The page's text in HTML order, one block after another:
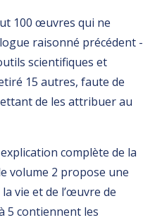
100 œuvres qui ne
raisonné précédent -
scientifiques et
15 autres, faute de
de les attribuer au
complète de la
volume 2 propose une
vie et de l’œuvre de
5 contiennent les